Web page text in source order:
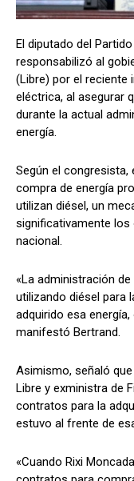
El diputado del
responsabilizó al
(Libre) por el reciente
eléctrica, al asegurar
durante la actual
energía.
Según el
compra de energía
utilizan diésel, un
significativamente
nacional.
«La administración
utilizando diésel para
adquirido esa
manifestó Bertrand.
Asimismo, señaló
Libre y exministra de
contratos para la
estuvo al frente de
«Cuando Rixi